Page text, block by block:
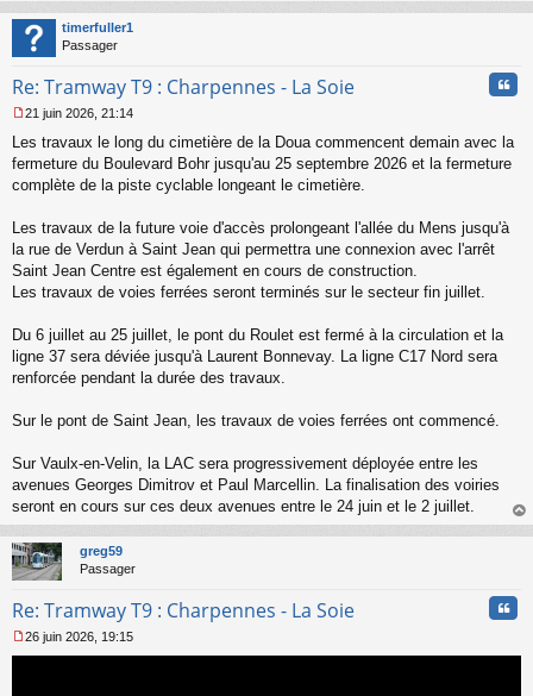
n
l
u
au
timerfuller1
Passager
Re: Tramway T9 : Charpennes - La Soie
e
s
s
e
n
o
n
21 juin 2026, 21:14
Les travaux le long du cimetière de la Doua commencent demain avec la
fermeture du Boulevard Bohr jusqu'au 25 septembre 2026 et la fermeture
complète de la piste cyclable longeant le cimetière.
Les travaux de la future voie d'accès prolongeant l'allée du Mens jusqu'à
la rue de Verdun à Saint Jean qui permettra une connexion avec l'arrêt
Saint Jean Centre est également en cours de construction.
Les travaux de voies ferrées seront terminés sur le secteur fin juillet.
Du 6 juillet au 25 juillet, le pont du Roulet est fermé à la circulation et la
ligne 37 sera déviée jusqu'à Laurent Bonnevay. La ligne C17 Nord sera
renforcée pendant la durée des travaux.
Sur le pont de Saint Jean, les travaux de voies ferrées ont commencé.
Sur Vaulx-en-Velin, la LAC sera progressivement déployée entre les
avenues Georges Dimitrov et Paul Marcellin. La finalisation des voiries
seront en cours sur ces deux avenues entre le 24 juin et le 2 juillet.
au
greg59
Passager
Re: Tramway T9 : Charpennes - La Soie
26 juin 2026, 19:15